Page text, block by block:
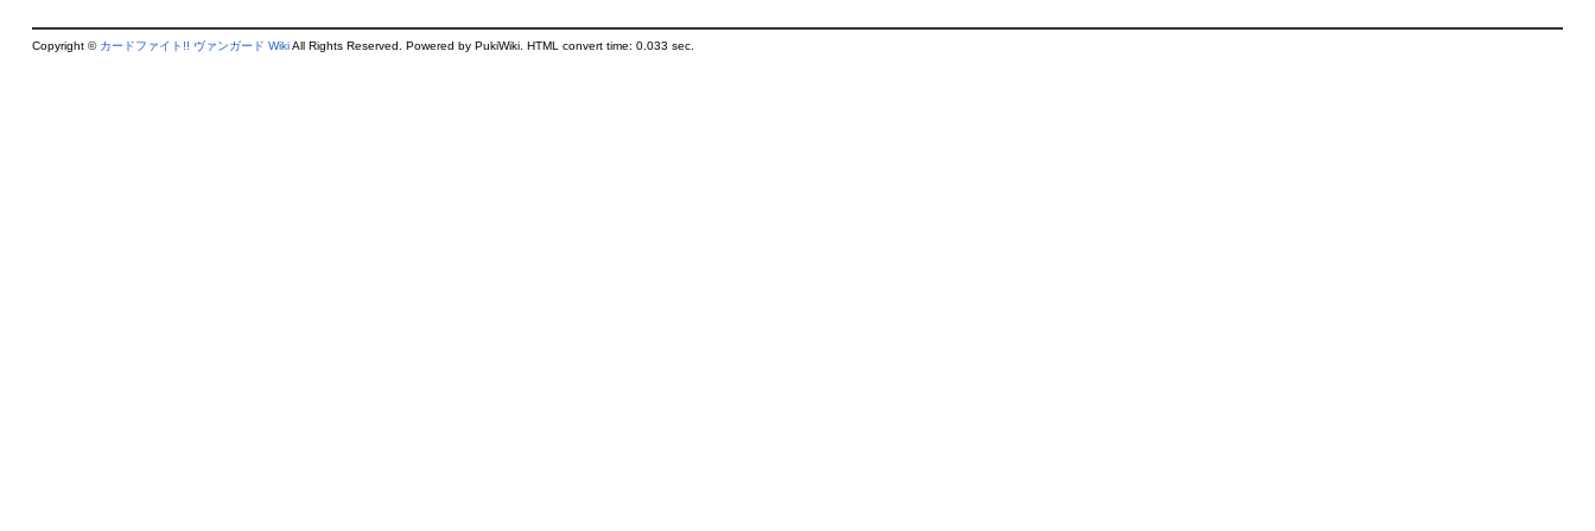
Copyright © カードファイト!! ヴァンガード WikiAll Rights Reserved. Powered by PukiWiki. HTML convert time: 0.033 sec.